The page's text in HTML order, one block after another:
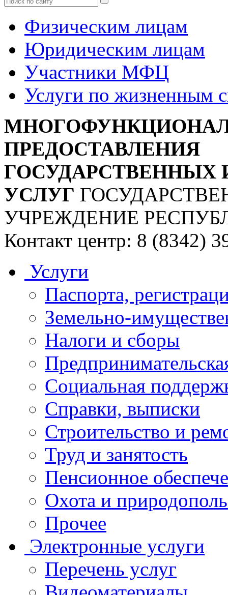
Физическим лицам
Юридическим лицам
Участники МФЦ
Услуги по жизненным
ПРЕДОСТАВЛЕНИЯ
УСЛУГ
УЧРЕЖДЕНИЕ
Контакт центр: 8 (8342)
Услуги
Паспорта,
Земельно-
Налоги и сборы
Социальная
Справки, выписки
Строительство и
Труд и занятость
Пенсионное
Охота и
Прочее
Электронные услуги
Перечень услуг